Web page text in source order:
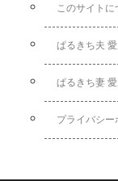
このサイトに
ぱるきち夫
ぱるきち妻
プライバシー